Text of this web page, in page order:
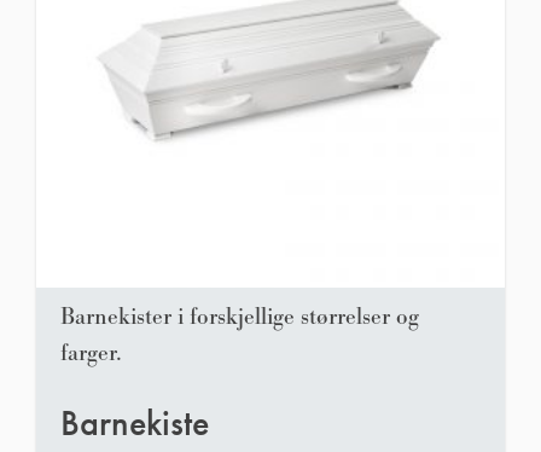
Barnekister i forskjellige størrelser og
farger.
Barnekiste